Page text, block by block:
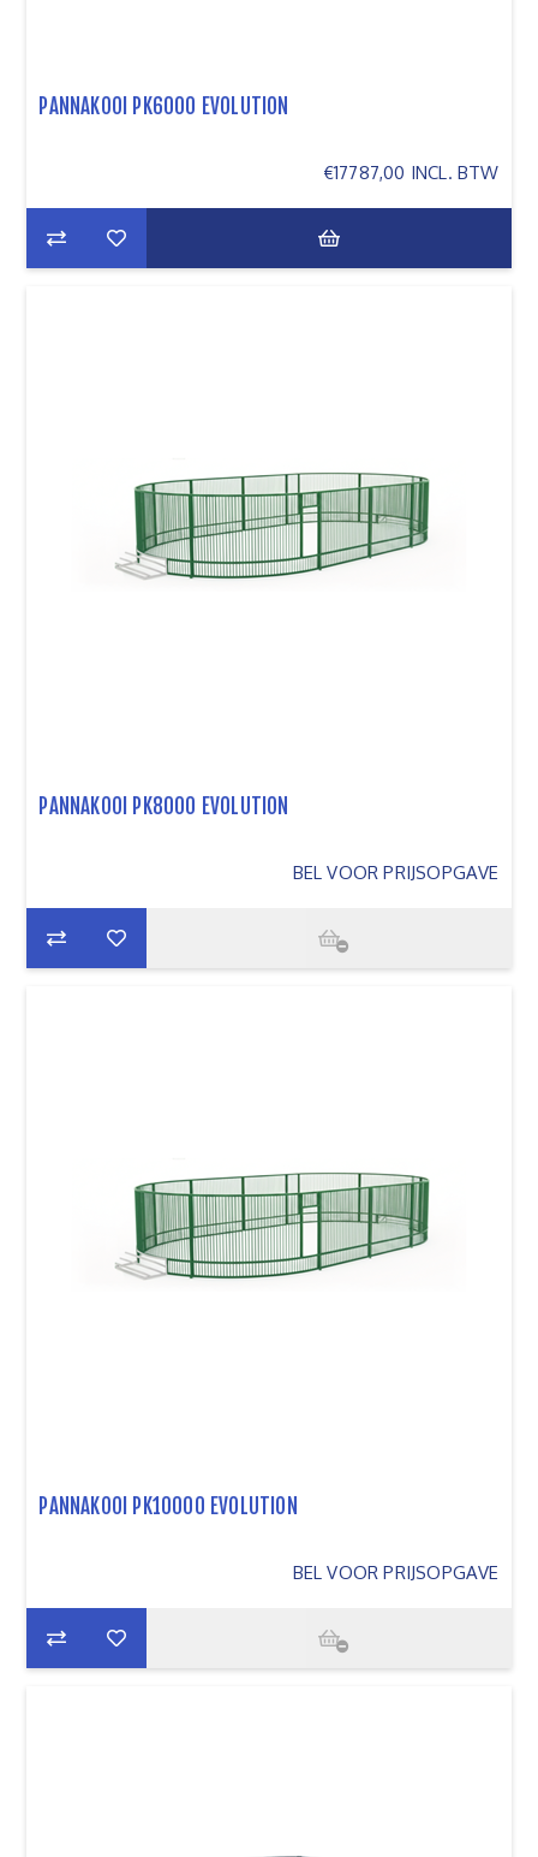
PANNAKOOI PK6000 EVOLUTION
€17787,00 INCL. BTW
PANNAKOOI PK8000 EVOLUTION
BEL VOOR PRIJSOPGAVE
PANNAKOOI PK10000 EVOLUTION
BEL VOOR PRIJSOPGAVE